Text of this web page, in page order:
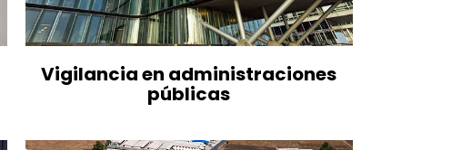
Vigilancia en administraciones
públicas